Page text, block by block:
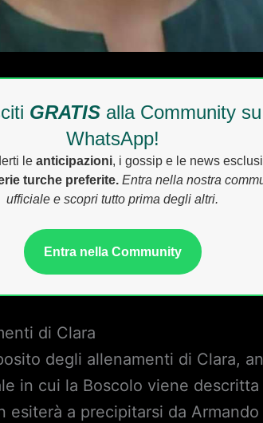
GRATIS alla Community su
WhatsApp!
le anticipazioni, i gossip e le news
turche preferite. Entra nella nostra
ufficiale e scopri tutto prima degli altri.
Entra nella Community
di Clara
degli allenamenti di Clara,
in cui la Boscolo viene descritta
esiterà a precipitarsi da